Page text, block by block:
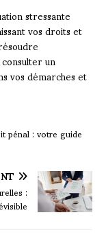
stressante
vos droits et
un
vos démarches et
pénal : votre guide
: